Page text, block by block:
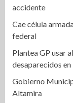
accidente
Cae célula
federal
Plantea GP usar
desaparecidos en
Gobierno
Altamira